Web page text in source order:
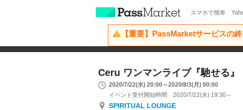
スマホで簡単
【重要】PassMarketサービスの
Ceru ワンマンライブ『馳せる』
2020/7/22(水) 20:00～2020/8/3(月) 00:00
イベント受付開始時間 2020/7/22(水) 19:30～
SPIRITUAL LOUNGE